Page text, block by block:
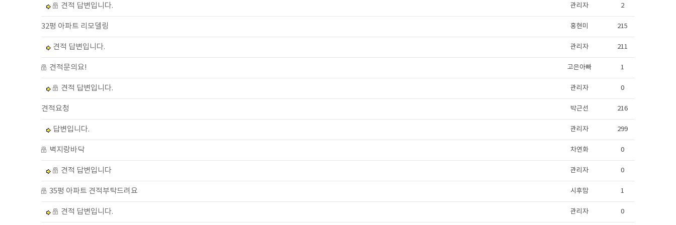
견적 답변입니다. 2
관리자
32평 아파트 리모델링 215
홍현미
견적 답변입니다. 211
관리자
견적문의요! 1
고은아빠
견적 답변입니다. 0
관리자
견적요청 216
박근선
답변입니다. 299
관리자
벽지랑바닥 0
차연화
견적 답변입니다 0
관리자
35평 아파트 견적부탁드려요 1
시후맘
견적 답변입니다. 0
관리자